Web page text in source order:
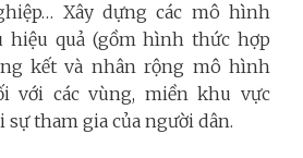
Xây dựng các mô hình
hiệu quả (gồm hình thức hợp
kết và nhân rộng mô hình
với các vùng, miền khu vực
tham gia của người dân.